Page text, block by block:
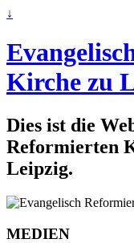
↓
Kirche zu
Dies ist die
Reformierten
Leipzig.
MEDIEN